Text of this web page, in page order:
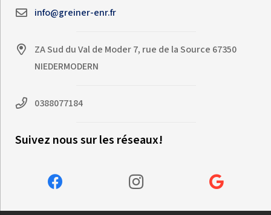
info@greiner-enr.fr
ZA Sud du Val de Moder 7, rue de la Source 67350
NIEDERMODERN
0388077184
Suivez nous sur les réseaux!